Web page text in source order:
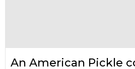
An American Pickle